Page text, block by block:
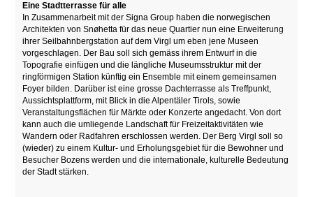
Eine Stadtterrasse für alle
In Zusammenarbeit mit der Signa Group haben die norwegischen
Architekten von Snøhetta für das neue Quartier nun eine Erweiterung
ihrer Seilbahnbergstation auf dem Virgl um eben jene Museen
vorgeschlagen. Der Bau soll sich gemäss ihrem Entwurf in die
Topografie einfügen und die längliche Museumsstruktur mit der
ringförmigen Station künftig ein Ensemble mit einem gemeinsamen
Foyer bilden. Darüber ist eine grosse Dachterrasse als Treffpunkt,
Aussichtsplattform, mit Blick in die Alpentäler Tirols, sowie
Veranstaltungsflächen für Märkte oder Konzerte angedacht. Von dort
kann auch die umliegende Landschaft für Freizeitaktivitäten wie
Wandern oder Radfahren erschlossen werden. Der Berg Virgl soll so
(wieder) zu einem Kultur- und Erholungsgebiet für die Bewohner und
Besucher Bozens werden und die internationale, kulturelle Bedeutung
der Stadt stärken.